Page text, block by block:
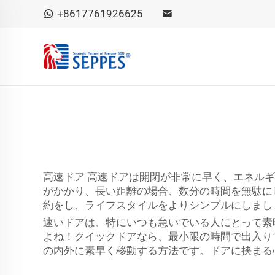
+8617761926625
高速ドア 高速ドアは開閉が非常に早く、エネル
がかかり、長い距離の場合、数分の時間を無駄
約をし、ライフスタイルをよりシンプルにしま
速いドアは、特にいつも急いでいる人にとって
よね！クイックドアなら、最小限の時間で出入
の内外に素早く移動する方法です。ドアに挟ま